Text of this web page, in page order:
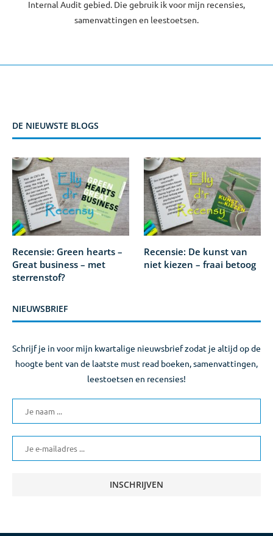
Internal Audit gebied. Die gebruik ik voor mijn recensies,
samenvattingen en leestoetsen.
DE NIEUWSTE BLOGS
Recensie: Green hearts –
Great business – met
sterrenstof?
Recensie: De kunst van
niet kiezen – fraai betoog
NIEUWSBRIEF
Schrijf je in voor mijn kwartalige nieuwsbrief zodat je altijd op de
hoogte bent van de laatste must read boeken, samenvattingen,
leestoetsen en recensies!